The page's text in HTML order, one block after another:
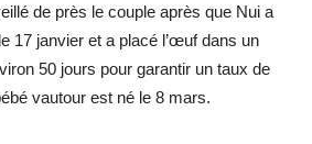
de près le couple après que Nui a
17 janvier et a placé l’œuf dans un
50 jours pour garantir un taux de
vautour est né le 8 mars.